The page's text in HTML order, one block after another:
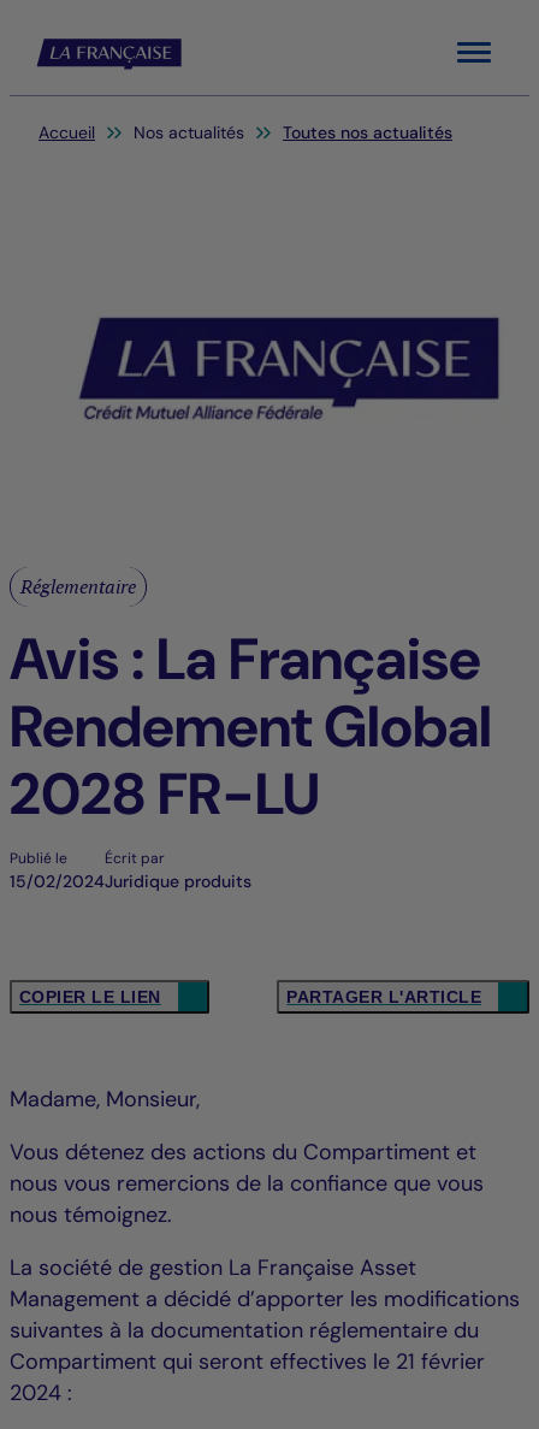
Menu
Vous êtes ici:
Accueil Nos actualités Toutes nos actualités
Réglementaire
Avis : La Française
Rendement Global
2028 FR-LU
Publié le
15/02/2024
Écrit par
Juridique produits
COPIER LE LIEN PARTAGER L'ARTICLE
Madame, Monsieur,
Vous détenez des actions du Compartiment et
nous vous remercions de la confiance que vous
nous témoignez.
La société de gestion La Française Asset
Management a décidé d’apporter les modifications
suivantes à la documentation réglementaire du
Compartiment qui seront effectives le 21 février
2024 :